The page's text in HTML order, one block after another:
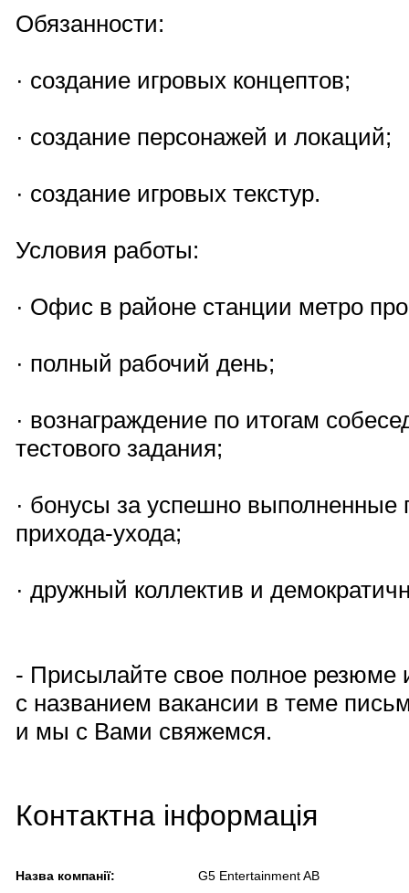
Обязанности:
· создание игровых концептов;
· создание персонажей и локаций;
· создание игровых текстур.
Условия работы:
· Офис в районе станции метро
· полный рабочий день;
· вознаграждение по итогам
тестового задания;
· бонусы за успешно выполненные
прихода-ухода;
· дружный коллектив и
- Присылайте свое полное
с названием вакансии в теме
и мы с Вами свяжемся.
Контактна інформація
Назва компанії:
G5 Entertainment AB